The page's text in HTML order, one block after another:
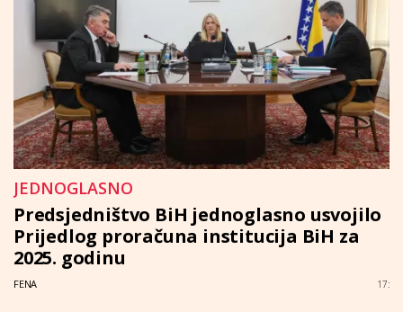
JEDNOGLASNO
Predsjedništvo BiH jednoglasno usvojilo
Prijedlog proračuna institucija BiH za
2025. godinu
FENA 17: